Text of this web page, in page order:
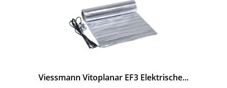
Viessmann Vitoplanar EF3 Elektrische...